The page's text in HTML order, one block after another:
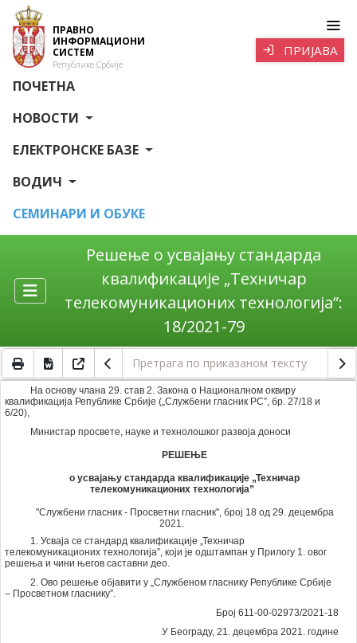
ПРАВНО
ИНФОРМАЦИОНИ
СИСТЕМ
Републике Србије
ПРИЈАВА
ПОЧЕТНА
НОВОСТИ
ЕЛЕКТРОНСКЕ БАЗЕ
ВОДИЧ
СЕМИНАРИ И ОБУКЕ
Решење о усвајању стандарда
квалификације „Техничар
телекомуникационих технологија”:
18/2021-79
На основу члана 29. став 2. Закона о Националном оквиру
квалификација Републике Србије („Службени гласник РС”, бр. 27/18 и
6/20),
Министар просвете, науке и технолошког развоја доноси
РЕШЕЊЕ
о усвајању стандарда квалификације „Техничар
телекомуникационих технологија”
"Службени гласник - Просветни гласник", број 18 од 29. децембра
2021.
1. Усваја се стандард квалификације „Техничар
телекомуникационих технологија”, који је одштампан у Прилогу 1. овог
решења и чини његов саставни део.
2. Ово решење објавити у „Службеном гласнику Републике Србије
– Просветном гласнику”.
Број 611-00-02973/2021-18
У Београду, 21. децембра 2021. године